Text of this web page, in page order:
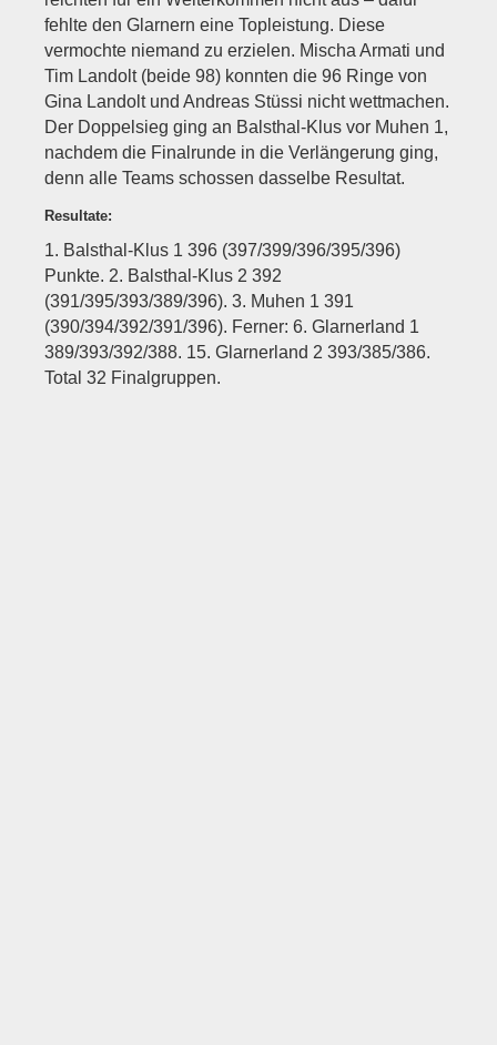
fehlte den Glarnern eine Topleistung. Diese
vermochte niemand zu erzielen. Mischa Armati und
Tim Landolt (beide 98) konnten die 96 Ringe von
Gina Landolt und Andreas Stüssi nicht wettmachen.
Der Doppelsieg ging an Balsthal-Klus vor Muhen 1,
nachdem die Finalrunde in die Verlängerung ging,
denn alle Teams schossen dasselbe Resultat.
Resultate:
1. Balsthal-Klus 1 396 (397/399/396/395/396)
Punkte. 2. Balsthal-Klus 2 392
(391/395/393/389/396). 3. Muhen 1 391
(390/394/392/391/396). Ferner: 6. Glarnerland 1
389/393/392/388. 15. Glarnerland 2 393/385/386.
Total 32 Finalgruppen.